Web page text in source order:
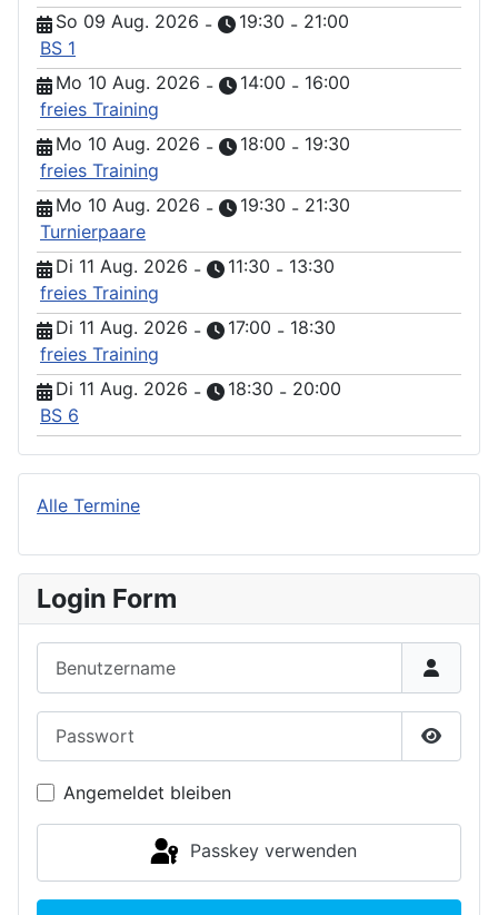
So 09 Aug. 2026 - 19:30 - 21:00
BS 1
Mo 10 Aug. 2026 - 14:00 - 16:00
freies Training
Mo 10 Aug. 2026 - 18:00 - 19:30
freies Training
Mo 10 Aug. 2026 - 19:30 - 21:30
Turnierpaare
Di 11 Aug. 2026 - 11:30 - 13:30
freies Training
Di 11 Aug. 2026 - 17:00 - 18:30
freies Training
Di 11 Aug. 2026 - 18:30 - 20:00
BS 6
Alle Termine
Login Form
Angemeldet bleiben
Passkey verwenden